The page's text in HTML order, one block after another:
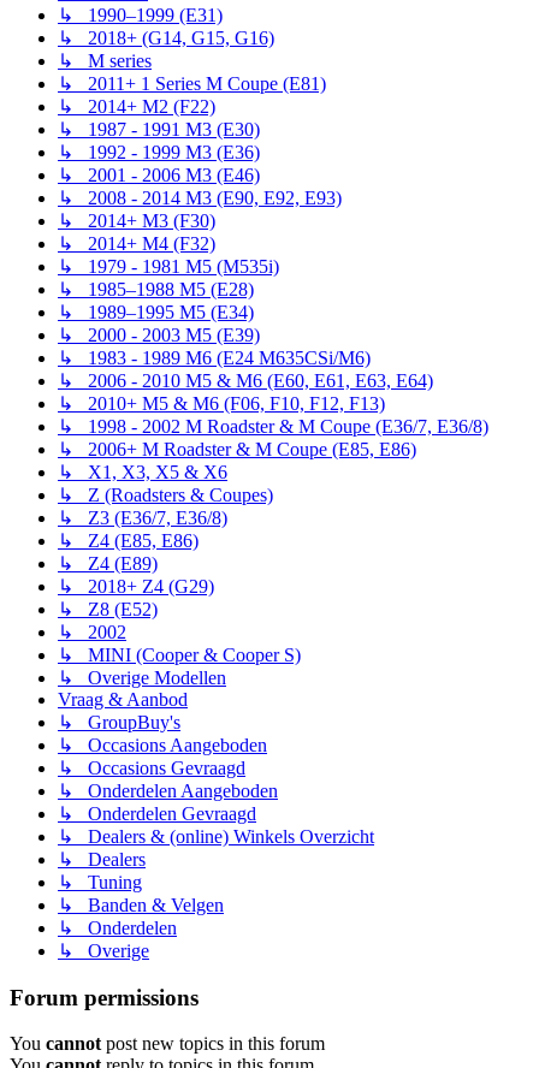
↳ 1990–1999 (E31)
↳ 2018+ (G14, G15, G16)
↳ M series
↳ 2011+ 1 Series M Coupe (E81)
↳ 2014+ M2 (F22)
↳ 1987 - 1991 M3 (E30)
↳ 1992 - 1999 M3 (E36)
↳ 2001 - 2006 M3 (E46)
↳ 2008 - 2014 M3 (E90, E92, E93)
↳ 2014+ M3 (F30)
↳ 2014+ M4 (F32)
↳ 1979 - 1981 M5 (M535i)
↳ 1985–1988 M5 (E28)
↳ 1989–1995 M5 (E34)
↳ 2000 - 2003 M5 (E39)
↳ 1983 - 1989 M6 (E24 M635CSi/M6)
↳ 2006 - 2010 M5 & M6 (E60, E61, E63, E64)
↳ 2010+ M5 & M6 (F06, F10, F12, F13)
↳ 1998 - 2002 M Roadster & M Coupe (E36/7, E36/8)
↳ 2006+ M Roadster & M Coupe (E85, E86)
↳ X1, X3, X5 & X6
↳ Z (Roadsters & Coupes)
↳ Z3 (E36/7, E36/8)
↳ Z4 (E85, E86)
↳ Z4 (E89)
↳ 2018+ Z4 (G29)
↳ Z8 (E52)
↳ 2002
↳ MINI (Cooper & Cooper S)
↳ Overige Modellen
Vraag & Aanbod
↳ GroupBuy's
↳ Occasions Aangeboden
↳ Occasions Gevraagd
↳ Onderdelen Aangeboden
↳ Onderdelen Gevraagd
↳ Dealers & (online) Winkels Overzicht
↳ Dealers
↳ Tuning
↳ Banden & Velgen
↳ Onderdelen
↳ Overige
Forum permissions
You cannot post new topics in this forum